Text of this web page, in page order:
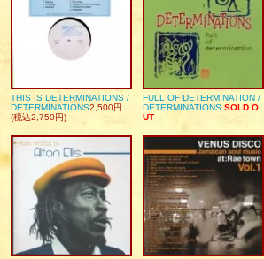
THIS IS DETERMINATIONS /
DETERMINATIONS2,500円
(税込2,750円)
FULL OF DETERMINATION /
DETERMINATIONS SOLD O
UT